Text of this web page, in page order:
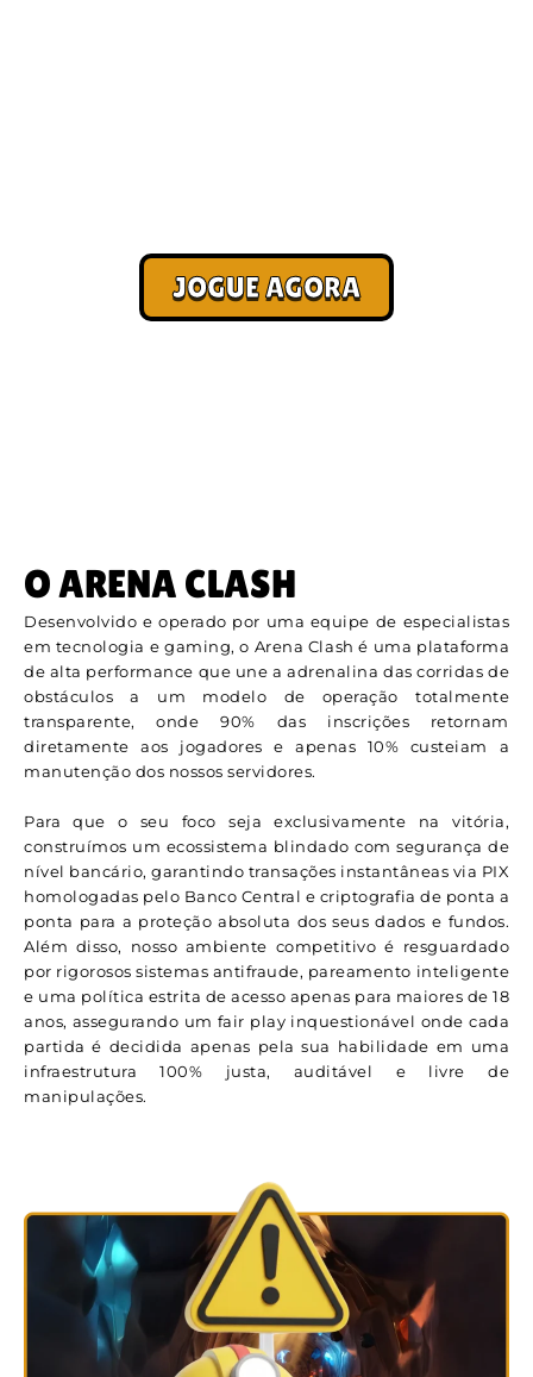
JOGUE AGORA
O ARENA CLASH
Desenvolvido e operado por uma equipe de especialistas
em tecnologia e gaming, o Arena Clash é uma plataforma
de alta performance que une a adrenalina das corridas de
obstáculos a um modelo de operação totalmente
transparente, onde 90% das inscrições retornam
diretamente aos jogadores e apenas 10% custeiam a
manutenção dos nossos servidores.
Para que o seu foco seja exclusivamente na vitória,
construímos um ecossistema blindado com segurança de
nível bancário, garantindo transações instantâneas via PIX
homologadas pelo Banco Central e criptografia de ponta a
ponta para a proteção absoluta dos seus dados e fundos.
Além disso, nosso ambiente competitivo é resguardado
por rigorosos sistemas antifraude, pareamento inteligente
e uma política estrita de acesso apenas para maiores de 18
anos, assegurando um fair play inquestionável onde cada
partida é decidida apenas pela sua habilidade em uma
infraestrutura 100% justa, auditável e livre de
manipulações.